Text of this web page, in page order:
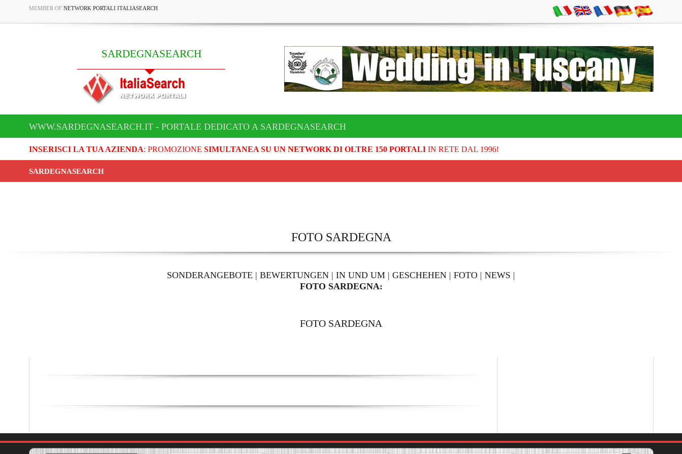
MEMBER OF NETWORK PORTALI ITALIASEARCH
SARDEGNASEARCH
WWW.SARDEGNASEARCH.IT - PORTALE DEDICATO A SARDEGNASEARCH
INSERISCI LA TUA AZIENDA: PROMOZIONE SIMULTANEA SU UN NETWORK DI OLTRE 150 PORTALIIN RETE DAL 1996!
SARDEGNASEARCH
FOTO SARDEGNA
SONDERANGEBOTE | BEWERTUNGEN | IN UND UM | GESCHEHEN | FOTO | NEWS |
FOTO SARDEGNA:
FOTO SARDEGNA